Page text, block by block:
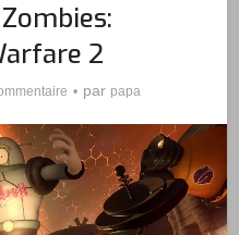
2
par papa